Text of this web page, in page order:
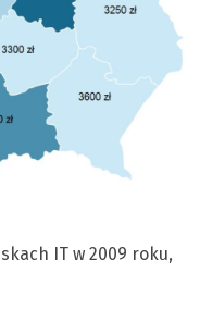
IT w 2009 roku,